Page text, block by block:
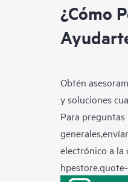
¿Cómo
Obtén
y soluciones
Para preguntas
electrónico a la